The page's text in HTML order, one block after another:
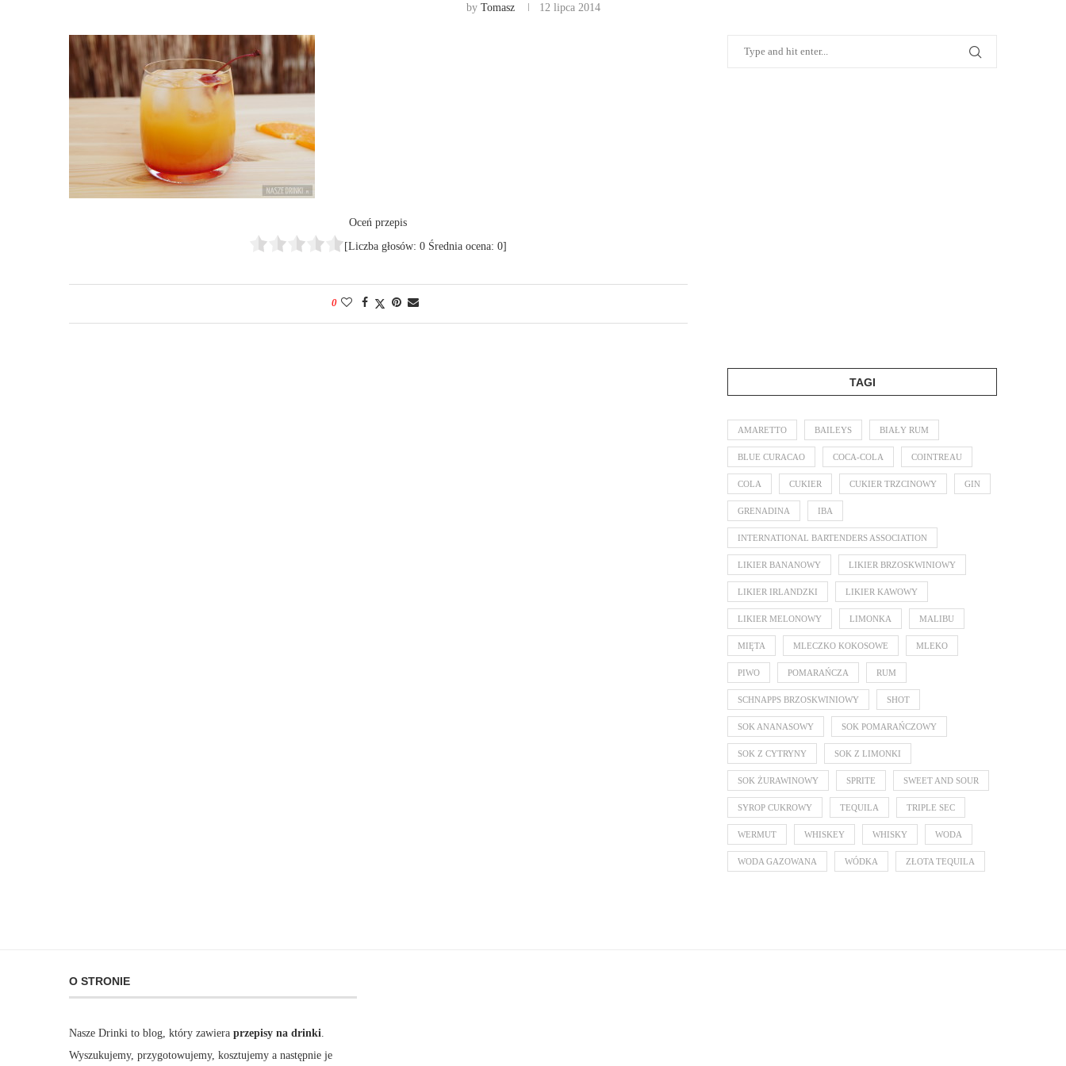
by Tomasz 12 lipca 2014
Oceń przepis
[Liczba głosów:0 Średnia ocena:0]
0
TAGI
AMARETTO BAILEYS BIAŁY RUM
BLUE CURACAO COCA-COLA COINTREAU
COLA CUKIER CUKIER TRZCINOWY GIN
GRENADINA IBA
INTERNATIONAL BARTENDERS ASSOCIATION
LIKIER BANANOWY LIKIER BRZOSKWINIOWY
LIKIER IRLANDZKI LIKIER KAWOWY
LIKIER MELONOWY LIMONKA MALIBU
MIĘTA MLECZKO KOKOSOWE MLEKO
PIWO POMARAŃCZA RUM
SCHNAPPS BRZOSKWINIOWY SHOT
SOK ANANASOWY SOK POMARAŃCZOWY
SOK Z CYTRYNY SOK Z LIMONKI
SOK ŻURAWINOWY SPRITE SWEET AND SOUR
SYROP CUKROWY TEQUILA TRIPLE SEC
WERMUT WHISKEY WHISKY WODA
WODA GAZOWANA WÓDKA ZŁOTA TEQUILA
O STRONIE
Nasze Drinki to blog, który zawiera przepisy na drinki.
Wyszukujemy, przygotowujemy, kosztujemy a następnie je